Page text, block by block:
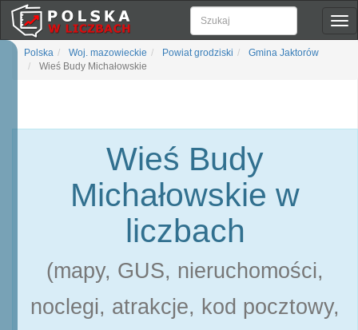
Polska Woj. mazowieckie Powiat grodziski
Gmina Jaktorów
Wieś Budy Michałowskie
Wieś Budy
Michałowskie w
liczbach
(mapy, GUS, nieruchomości,
noclegi, atrakcje, kod pocztowy,